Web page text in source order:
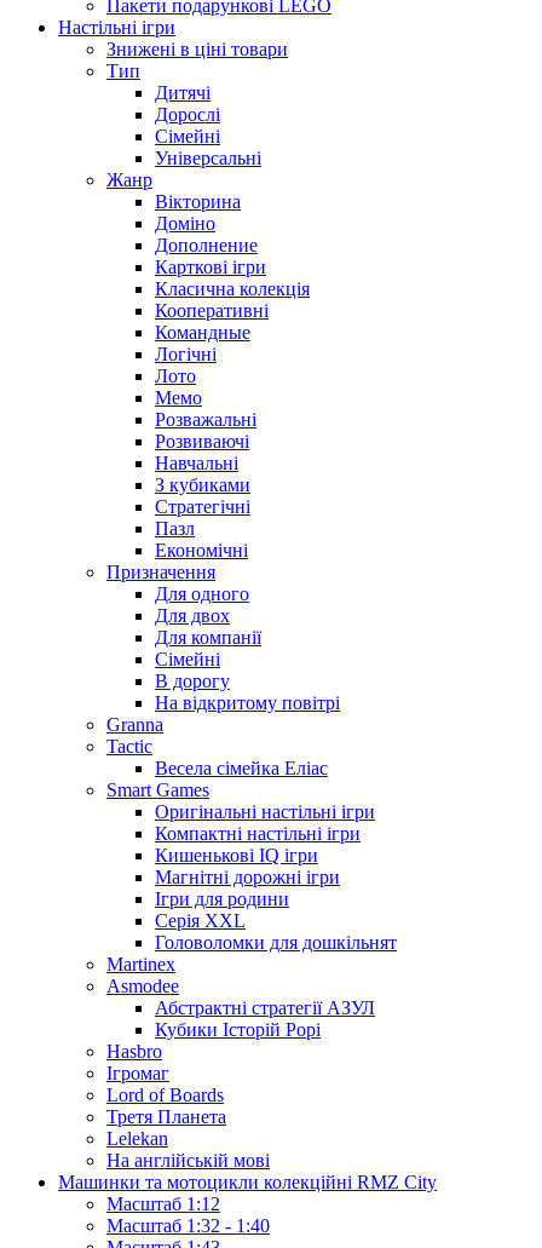
Пакети подарункові LEGO
Настільні ігри
Знижені в ціні товари
Тип
Дитячі
Дорослі
Сімейні
Універсальні
Жанр
Вікторина
Доміно
Дополнение
Карткові ігри
Класична колекція
Кооперативні
Командные
Логічні
Лото
Мемо
Розважальні
Розвиваючі
Навчальні
З кубиками
Стратегічні
Пазл
Економічні
Призначення
Для одного
Для двох
Для компанії
Сімейні
В дорогу
На відкритому повітрі
Granna
Tactic
Весела сімейка Еліас
Smart Games
Оригінальні настільні ігри
Компактні настільні ігри
Кишенькові IQ ігри
Магнітні дорожні ігри
Ігри для родини
Серія XXL
Головоломки для дошкільнят
Martinex
Asmodee
Абстрактні стратегії АЗУЛ
Кубики Історій Рорі
Hasbro
Ігромаг
Lord of Boards
Третя Планета
Lelekan
На англійській мові
Машинки та мотоцикли колекційні RMZ City
Масштаб 1:12
Масштаб 1:32 - 1:40